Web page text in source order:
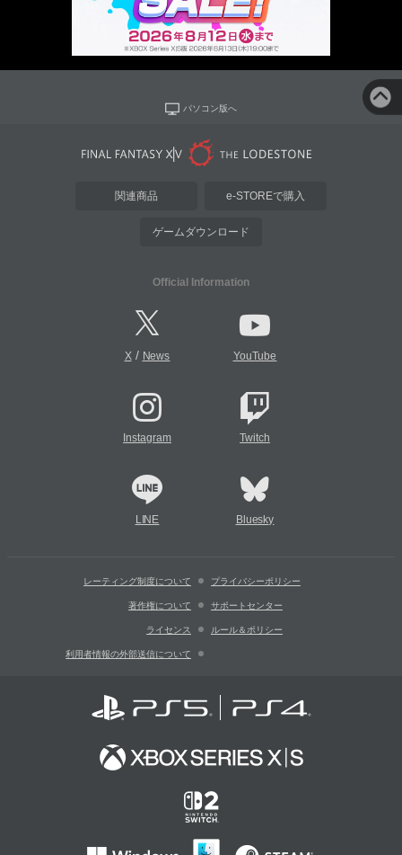
パソコン版へ
関連商品 e-STOREで購入
ゲームダウンロード
Official Information
X/ News YouTube
Instagram Twitch
LINE Bluesky
レーティング制度について プライバシーポリシー
著作権について サポートセンター
ライセンス ルール＆ポリシー
利用者情報の外部送信について